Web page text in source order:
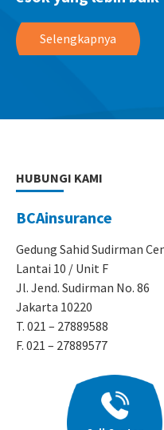
Selengkapnya
HUBUNGI KAMI
BCAinsurance
Gedung Sahid Sudirman
Lantai 10 / Unit F
Jl. Jend. Sudirman No. 86
Jakarta 10220
T. 021 – 27889588
F. 021 – 27889577